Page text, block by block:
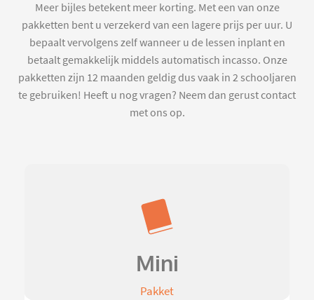
Meer bijles betekent meer korting. Met een van onze
pakketten bent u verzekerd van een lagere prijs per uur. U
bepaalt vervolgens zelf wanneer u de lessen inplant en
betaalt gemakkelijk middels automatisch incasso. Onze
pakketten zijn 12 maanden geldig dus vaak in 2 schooljaren
te gebruiken! Heeft u nog vragen? Neem dan gerust contact
met ons op.
Mini
Pakket